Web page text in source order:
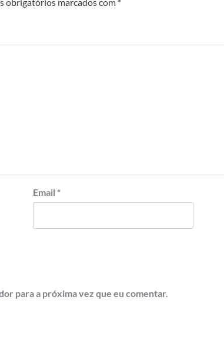
Email *
para a próxima vez que eu comentar.